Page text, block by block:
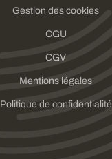
Gestion des cookies
CGU
CGV
Mentions légales
Politique de confidentialité